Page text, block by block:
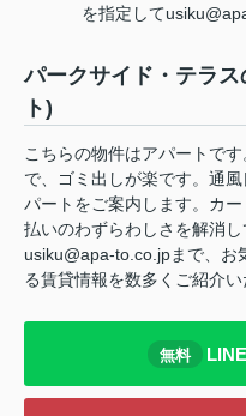
を指定して
パークサイド・テラ
ト)
こちらの物件はアパートで
で、ゴミ出しが楽です。通
パートをご案内します。カ
払いのわずらわしさを解消
usiku@apa-to.co.jpまで、お
る賃貸情報を数多くご紹介い
無料